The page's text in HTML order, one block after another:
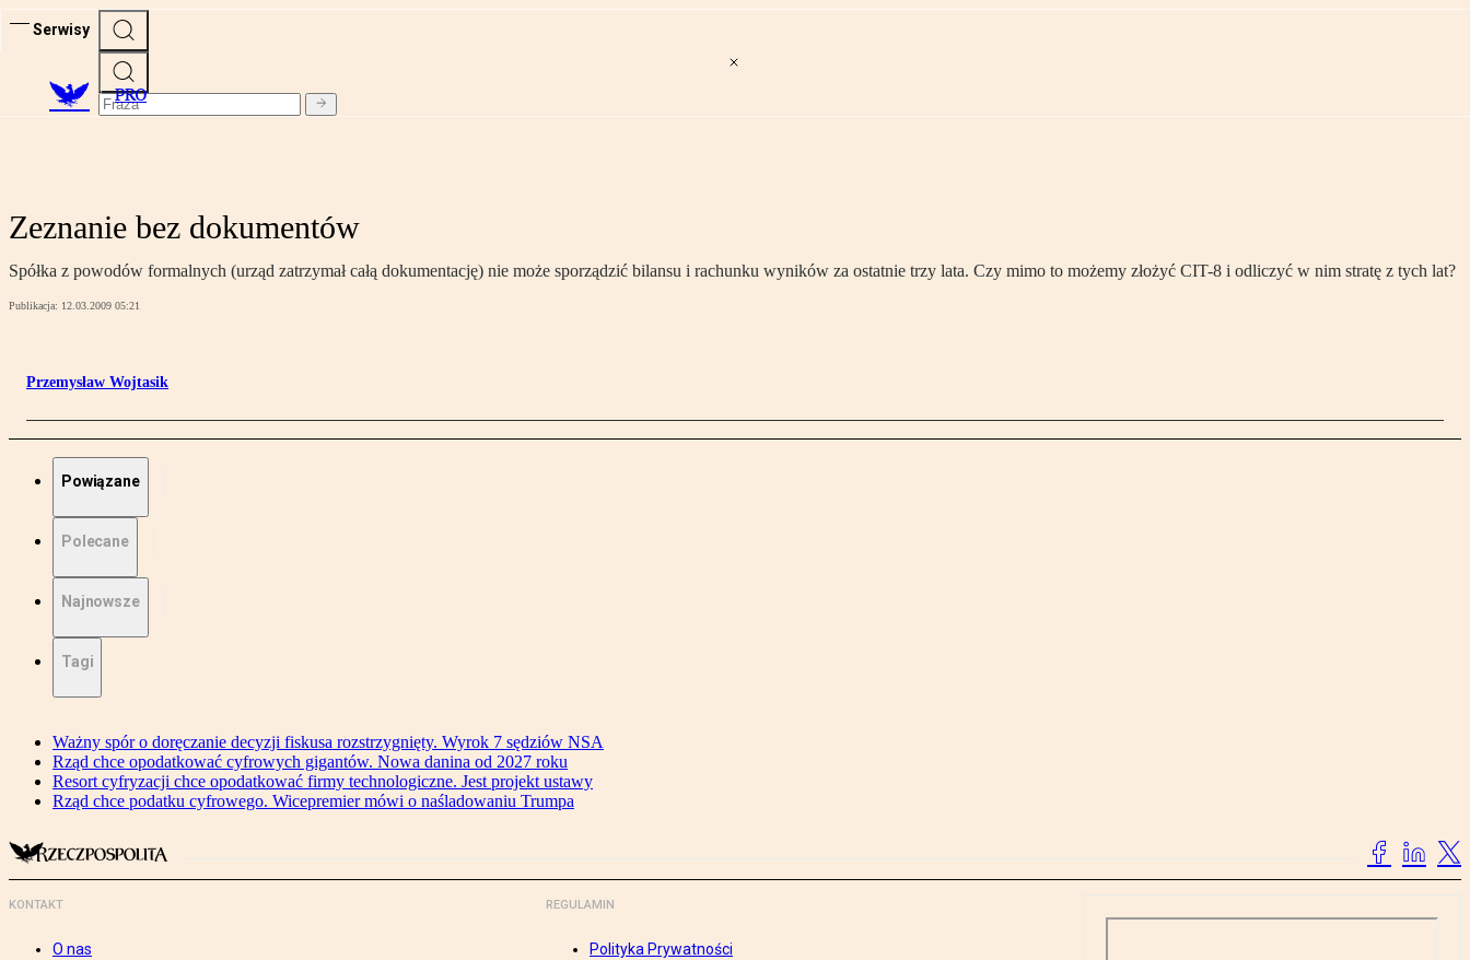
Serwisy
PRO
Zeznanie bez dokumentów
Spółka z powodów formalnych (urząd zatrzymał całą dokumentację) nie może sporządzić bilansu i rachunku wyników za ostatnie trzy lata. Czy mimo to możemy złożyć CIT-8 i odliczyć w nim stratę z tych lat?
Publikacja: 12.03.2009 05:21
Przemysław Wojtasik
Powiązane
Polecane
Najnowsze
Tagi
Ważny spór o doręczanie decyzji fiskusa rozstrzygnięty. Wyrok 7 sędziów NSA
Rząd chce opodatkować cyfrowych gigantów. Nowa danina od 2027 roku
Resort cyfryzacji chce opodatkować firmy technologiczne. Jest projekt ustawy
Rząd chce podatku cyfrowego. Wicepremier mówi o naśladowaniu Trumpa
KONTAKT
O nas
REGULAMIN
Polityka Prywatności